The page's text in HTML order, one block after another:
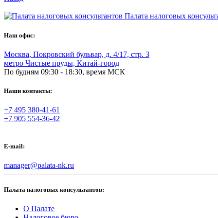
Палата налоговых
Наш офис:
Москва, Покровский бульвар, д. 4/17, стр. 3
метро Чистые пруды, Китай-город
По будням 09:30 - 18:30, время МСК
Наши контакты:
+7 495 380-41-61
+7 905 554-36-42
E-mail:
manager@palata-nk.ru
Палата налоговых консультантов:
О Палате